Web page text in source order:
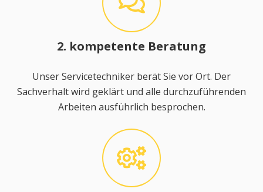
2. kompetente Beratung
Unser Servicetechniker berät Sie vor Ort. Der
Sachverhalt wird geklärt und alle durchzuführenden
Arbeiten ausführlich besprochen.